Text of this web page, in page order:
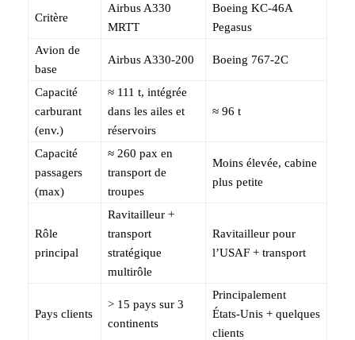
Critère
Airbus A330
MRTT
Boeing KC‑46A
Pegasus
Avion de
base
Airbus A330-200 Boeing 767-2C
Capacité
carburant
(env.)
≈ 111 t, intégrée
dans les ailes et
réservoirs
≈ 96 t
Capacité
passagers
(max)
≈ 260 pax en
transport de
troupes
Moins élevée, cabine
plus petite
Rôle
principal
Ravitailleur +
transport
stratégique
multirôle
Ravitailleur pour
l’USAF + transport
Pays clients
> 15 pays sur 3
continents
Principalement
États‑Unis + quelques
clients